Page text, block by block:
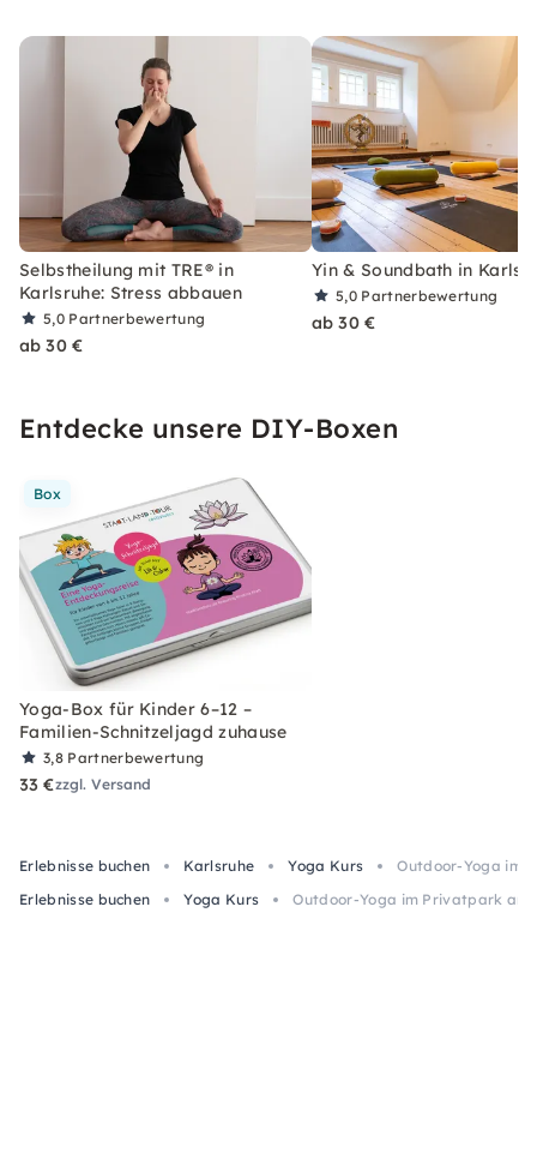
Selbstheilung mit TRE® in
Karlsruhe: Stress abbauen
5,0 Partnerbewertung
ab 30 €
Yin & Soundbath in
5,0 Partnerbewertung
ab 30 €
Entdecke unsere DIY-Boxen
Box
Yoga-Box für Kinder 6–12 –
Familien-Schnitzeljagd zuhause
3,8 Partnerbewertung
33 €zzgl. Versand
Erlebnisse buchen Karlsruhe Yoga Kurs
Outdoor-Yoga im
Erlebnisse buchen
Yoga Kurs Outdoor-Yoga im Privatpark am